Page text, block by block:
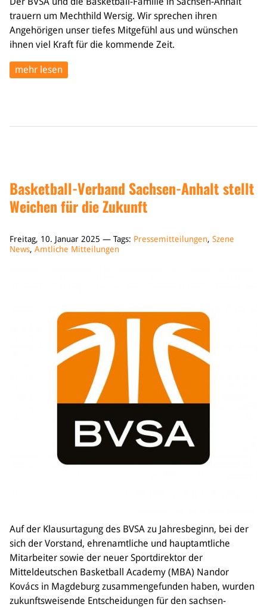
trauern um Mechthild Wersig. Wir sprechen ihren
Angehörigen unser tiefes Mitgefühl aus und wünschen
ihnen viel Kraft für die kommende Zeit.
mehr lesen
Basketball-Verband Sachsen-Anhalt stellt
Weichen für die Zukunft
Freitag, 10. Januar 2025 — Tags: Pressemitteilungen, Szene
News, Amtliche Mitteilungen
Auf der Klausurtagung des BVSA zu Jahresbeginn, bei der
sich der Vorstand, ehrenamtliche und hauptamtliche
Mitarbeiter sowie der neuer Sportdirektor der
Mitteldeutschen Basketball Academy (MBA) Nandor
Kovács in Magdeburg zusammengefunden haben, wurden
zukunftsweisende Entscheidungen für den sachsen-